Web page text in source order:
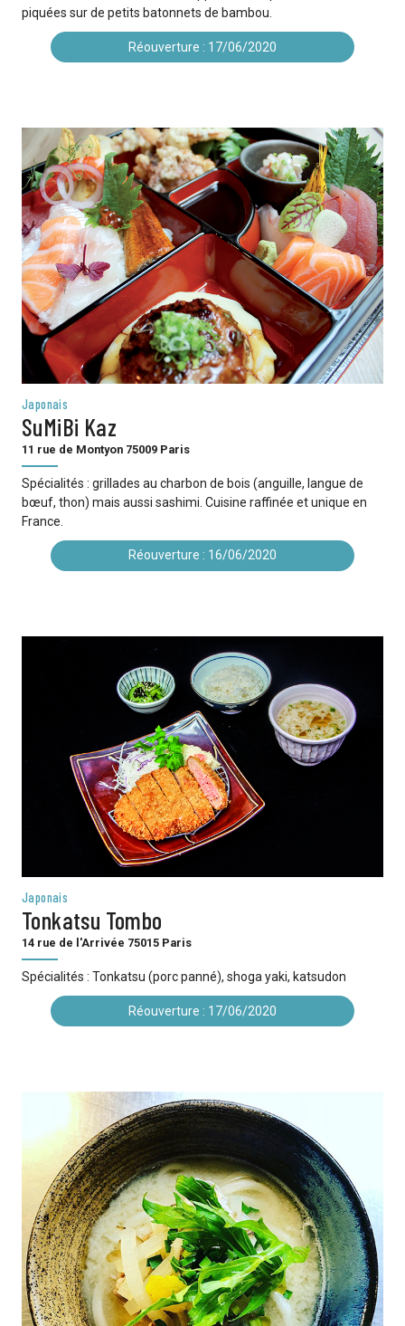
piquées sur de petits batonnets de bambou.
Réouverture : 17/06/2020
Japonais
SuMiBi Kaz
11 rue de Montyon 75009 Paris
Spécialités : grillades au charbon de bois (anguille, langue de
bœuf, thon) mais aussi sashimi. Cuisine raffinée et unique en
France.
Réouverture : 16/06/2020
Japonais
Tonkatsu Tombo
14 rue de l'Arrivée 75015 Paris
Spécialités : Tonkatsu (porc panné), shoga yaki, katsudon
Réouverture : 17/06/2020